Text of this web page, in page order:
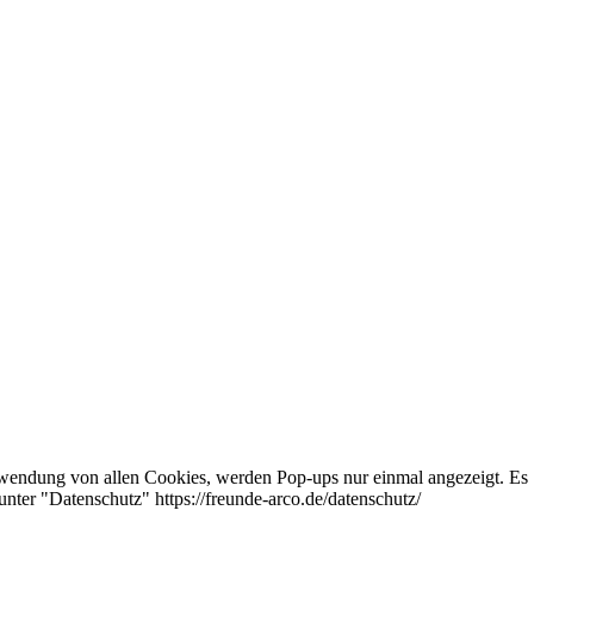
von allen Cookies, werden Pop-ups nur einmal angezeigt. Es
"Datenschutz" https://freunde-arco.de/datenschutz/